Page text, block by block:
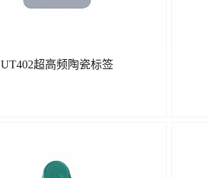
UT402超高频陶瓷标签